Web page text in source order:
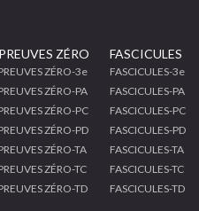
ZÉRO
ZÉRO-3e
ZÉRO-PA
ZÉRO-PC
ZÉRO-PD
ZÉRO-TA
ZÉRO-TC
ZÉRO-TD
FASCICULES
FASCICULES-3e
FASCICULES-PA
FASCICULES-PC
FASCICULES-PD
FASCICULES-TA
FASCICULES-TC
FASCICULES-TD